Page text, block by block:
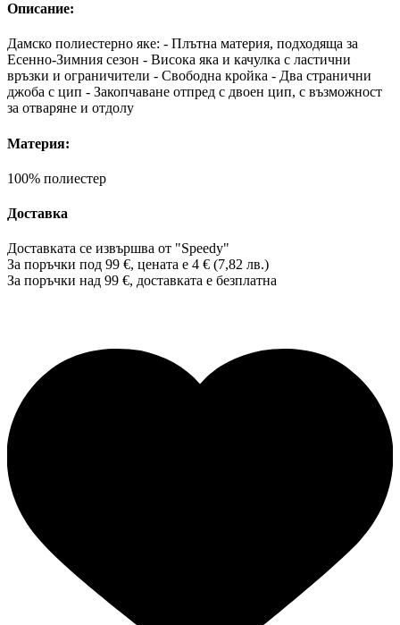
Описание:
Дамско полиестерно яке: - Плътна материя, подходяща за
Есенно-Зимния сезон - Висока яка и качулка с ластични
връзки и ограничители - Свободна кройка - Два странични
джоба с цип - Закопчаване отпред с двоен цип, с възможност
за отваряне и отдолу
Материя:
100% полиестер
Доставка
Доставката се извършва от "Speedy"
За поръчки под 99 €, цената е 4 € (7,82 лв.)
За поръчки над 99 €, доставката е безплатна